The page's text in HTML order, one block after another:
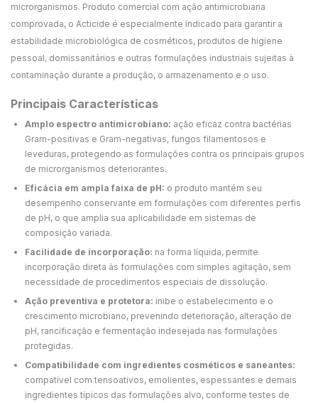
microrganismos. Produto comercial com ação antimicrobiana
comprovada, o Acticide é especialmente indicado para garantir a
estabilidade microbiológica de cosméticos, produtos de higiene
pessoal, domissanitários e outras formulações industriais sujeitas à
contaminação durante a produção, o armazenamento e o uso.
Principais Características
Amplo espectro antimicrobiano: ação eficaz contra bactérias
Gram-positivas e Gram-negativas, fungos filamentosos e
leveduras, protegendo as formulações contra os principais grupos
de microrganismos deteriorantes.
Eficácia em ampla faixa de pH: o produto mantém seu
desempenho conservante em formulações com diferentes perfis
de pH, o que amplia sua aplicabilidade em sistemas de
composição variada.
Facilidade de incorporação: na forma líquida, permite
incorporação direta às formulações com simples agitação, sem
necessidade de procedimentos especiais de dissolução.
Ação preventiva e protetora: inibe o estabelecimento e o
crescimento microbiano, prevenindo deterioração, alteração de
pH, rancificação e fermentação indesejada nas formulações
protegidas.
Compatibilidade com ingredientes cosméticos e saneantes:
compatível com tensoativos, emolientes, espessantes e demais
ingredientes típicos das formulações alvo, conforme testes de